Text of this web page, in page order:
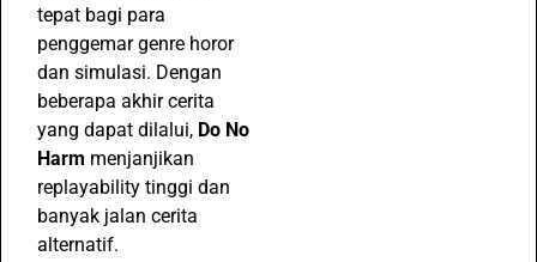
tepat bagi para
penggemar genre horor
dan simulasi. Dengan
beberapa akhir cerita
yang dapat dilalui, Do No
Harm menjanjikan
replayability tinggi dan
banyak jalan cerita
alternatif.